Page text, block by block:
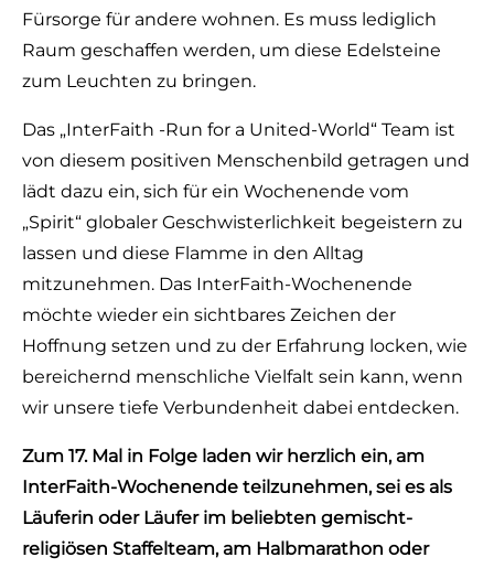
Fürsorge für andere wohnen. Es muss lediglich
Raum geschaffen werden, um diese Edelsteine
zum Leuchten zu bringen.
Das „InterFaith -Run for a United-World“ Team ist
von diesem positiven Menschenbild getragen und
lädt dazu ein, sich für ein Wochenende vom
„Spirit“ globaler Geschwisterlichkeit begeistern zu
lassen und diese Flamme in den Alltag
mitzunehmen. Das InterFaith-Wochenende
möchte wieder ein sichtbares Zeichen der
Hoffnung setzen und zu der Erfahrung locken, wie
bereichernd menschliche Vielfalt sein kann, wenn
wir unsere tiefe Verbundenheit dabei entdecken.
Zum 17. Mal in Folge laden wir herzlich ein, am
InterFaith-Wochenende teilzunehmen, sei es als
Läuferin oder Läufer im beliebten gemischt-
religiösen Staffelteam, am Halbmarathon oder